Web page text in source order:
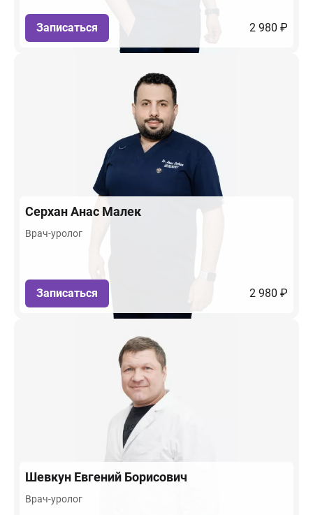
Записаться 2 980 ₽
СерханАнас Малек
Врач-уролог
Записаться 2 980 ₽
Шевкун Евгений Борисович
Врач-уролог